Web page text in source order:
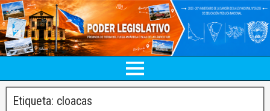
Etiqueta: cloacas